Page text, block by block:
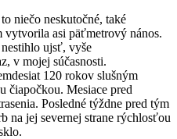
niečo neskutočné, také
vytvorila asi päťmetrový nános.
ujsť, vyše
v mojej súčasnosti.
120 rokov slušným
čiapočkou. Mesiace pred
Posledné týždne pred tým
na jej severnej strane rýchlosťou